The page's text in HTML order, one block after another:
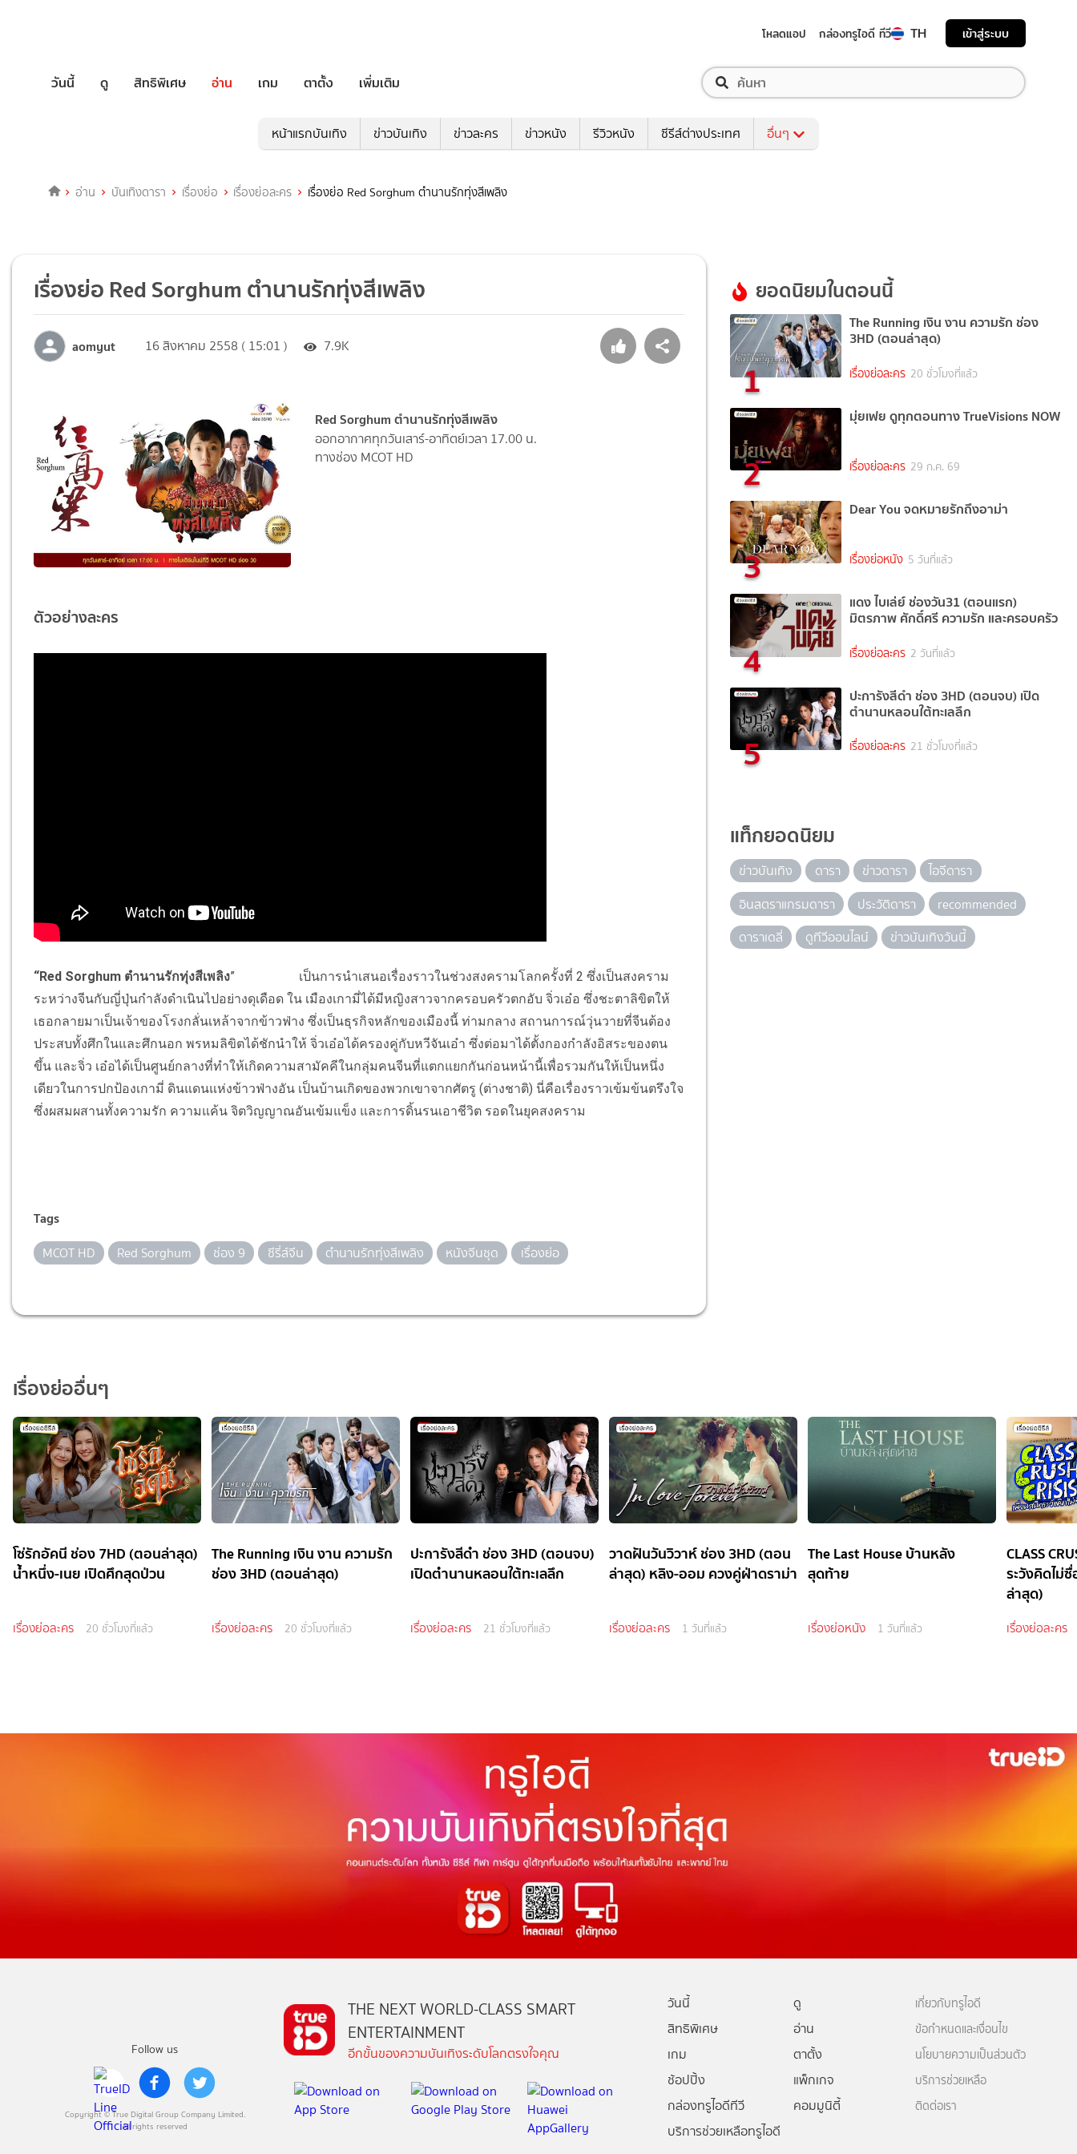
โหลดแอป กล่องทรูไอดี ทีวี TH เข้าสู่ระบบ
วันนี้ ดู สิทธิพิเศษ อ่าน เกม ตาตั้ง เพิ่มเติม
หน้าแรกบันเทิง ข่าวบันเทิง ข่าวละคร ข่าวหนัง รีวิวหนัง ซีรีส์ต่างประเทศ อื่นๆ
อ่าน บันเทิงดารา เรื่องย่อ เรื่องย่อละคร เรื่องย่อ Red Sorghum ตำนานรักทุ่งสีเพลิง
เรื่องย่อ Red Sorghum ตำนานรักทุ่งสีเพลิง
aomyut 16 สิงหาคม 2558 ( 15:01 ) 7.9K
Red Sorghum ตำนานรักทุ่งสีเพลิง
ออกอากาศทุกวันเสาร์-อาทิตย์เวลา 17.00 น.
ทางช่อง MCOT HD
ตัวอย่างละคร
“Red Sorghum ตำนานรักทุ่งสีเพลิง”
เป็นการนำเสนอเรื่องราวในช่วงสงครามโลกครั้งที่ 2 ซึ่งเป็นสงคราม
ระหว่างจีนกับญี่ปุ่นกำลังดำเนินไปอย่างดุเดือด ใน เมืองเกามี่ได้มีหญิงสาวจากครอบครัวตกอับ จิ่วเอ๋อ ซึ่งชะตาลิขิตให้
เธอกลายมาเป็นเจ้าของโรงกลั่นเหล้าจากข้าวฟ่าง ซึ่งเป็นธุรกิจหลักของเมืองนี้ ท่ามกลาง สถานการณ์วุ่นวายที่จีนต้อง
ประสบทั้งศึกในและศึกนอก พรหมลิขิตได้ชักนำให้ จิ่วเอ๋อได้ครองคู่กับหวีจันเอ๋า ซึ่งต่อมาได้ตั้งกองกำลังอิสระของตน
ขึ้น และจิ่ว เอ๋อได้เป็นศูนย์กลางที่ทำให้เกิดความสามัคคีในกลุ่มคนจีนที่แตกแยกกันก่อนหน้านี้เพื่อรวมกันให้เป็นหนึ่ง
เดียวในการปกป้องเกามี่ ดินแดนแห่งข้าวฟ่างอัน เป็นบ้านเกิดของพวกเขาจากศัตรู (ต่างชาติ) นี่คือเรื่องราวเข้มข้นตรึงใจ
ซึ่งผสมผสานทั้งความรัก ความแค้น จิตวิญญาณอันเข้มแข็ง และการดิ้นรนเอาชีวิต รอดในยุคสงคราม
Tags
MCOT HD Red Sorghum ช่อง 9 ซีรี่ส์จีน ตำนานรักทุ่งสีเพลิง หนังจีนชุด เรื่องย่อ
ยอดนิยมในตอนนี้
1
The Running เงิน งาน ความรัก ช่อง
3HD (ตอนล่าสุด)
เรื่องย่อละคร 20 ชั่วโมงที่แล้ว
2
มุ่ยเฟย ดูทุกตอนทาง TrueVisions NOW
เรื่องย่อละคร 29 ก.ค. 69
3
Dear You จดหมายรักถึงอาม่า
เรื่องย่อหนัง 5 วันที่แล้ว
4
แดง ไบเล่ย์ ช่องวัน31 (ตอนแรก)
มิตรภาพ ศักดิ์ศรี ความรัก และครอบครัว
เรื่องย่อละคร 2 วันที่แล้ว
5
ปะการังสีดำ ช่อง 3HD (ตอนจบ) เปิด
ตำนานหลอนใต้ทะเลลึก
เรื่องย่อละคร 21 ชั่วโมงที่แล้ว
แท็กยอดนิยม
ข่าวบันเทิง ดารา ข่าวดารา
ไอจีดารา
อินสตราแกรมดารา
ประวัติดารา
recommended
ดาราเดลี่
ดูทีวีออนไลน์ ข่าวบันเทิงวันนี้
เรื่องย่ออื่นๆ
โซ่รักอัคนี ช่อง 7HD (ตอนล่าสุด)
น้ำหนึ่ง-เนย เปิดศึกสุดป่วน
เรื่องย่อละคร 20 ชั่วโมงที่แล้ว
The Running เงิน งาน ความรัก
ช่อง 3HD (ตอนล่าสุด)
เรื่องย่อละคร 20 ชั่วโมงที่แล้ว
ปะการังสีดำ ช่อง 3HD (ตอนจบ)
เปิดตำนานหลอนใต้ทะเลลึก
เรื่องย่อละคร 21 ชั่วโมงที่แล้ว
วาดฝันวันวิวาห์ ช่อง 3HD (ตอน
ล่าสุด) หลิง-ออม ควงคู่ฝ่าดราม่า
เรื่องย่อละคร 1 วันที่แล้ว
The Last House บ้านหลัง
สุดท้าย
เรื่องย่อหนัง 1 วันที่แล้ว
CLASS
ระวังคิดไม่
ล่าสุด)
เรื่องย่อละคร
Follow us
Copyright © True Digital Group Company Limited.
All rights reserved
THE NEXT WORLD-CLASS SMART
ENTERTAINMENT
อีกขั้นของความบันเทิงระดับโลกตรงใจคุณ
วันนี้
ดู
สิทธิพิเศษ
อ่าน
เกม
ตาตั้ง
ช้อปปิ้ง
แพ็กเกจ
กล่องทรูไอดีทีวี
คอมมูนิตี้
บริการช่วยเหลือทรูไอดี
เกี่ยวกับทรูไอดี
ข้อกำหนดและเงื่อนไข
นโยบายความเป็นส่วนตัว
บริการช่วยเหลือ
ติดต่อเรา